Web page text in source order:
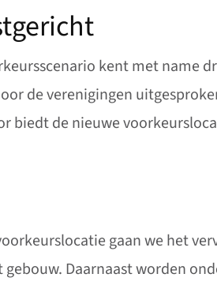
kent met name
de verenigingen
biedt de nieuwe
gaan we het
Daarnaast worden